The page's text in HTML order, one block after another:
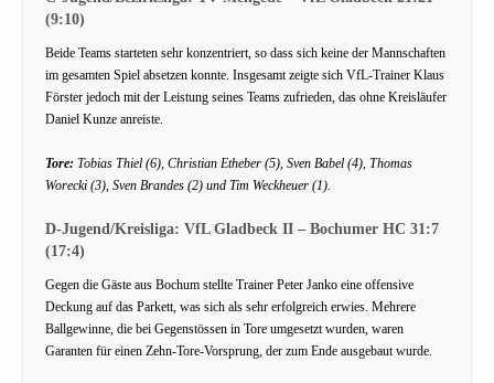
(9:10)
Beide Teams starteten sehr konzentriert, so dass sich keine der Mannschaften
im gesamten Spiel absetzen konnte. Insgesamt zeigte sich VfL-Trainer Klaus
Förster jedoch mit der Leistung seines Teams zufrieden, das ohne Kreisläufer
Daniel Kunze anreiste.
Tore: Tobias Thiel (6), Christian Etheber (5), Sven Babel (4), Thomas
Worecki (3), Sven Brandes (2) und Tim Weckheuer (1).
D-Jugend/Kreisliga: VfL Gladbeck II – Bochumer HC 31:7
(17:4)
Gegen die Gäste aus Bochum stellte Trainer Peter Janko eine offensive
Deckung auf das Parkett, was sich als sehr erfolgreich erwies. Mehrere
Ballgewinne, die bei Gegenstössen in Tore umgesetzt wurden, waren
Garanten für einen Zehn-Tore-Vorsprung, der zum Ende ausgebaut wurde.